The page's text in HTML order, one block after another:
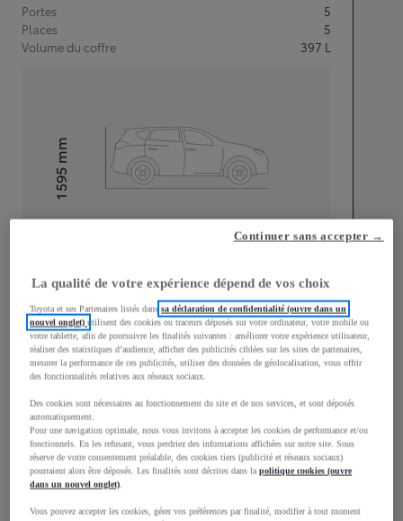
Portes
5
Places
5
Volume du coffre
397 L
Hauteur1 595
mm
Largeur
1 765mm
Consommation mixte
Émissions CO2 101g/km
La qualité de votre expérience dépend de vos choix
Toyota et ses Partenaires listés danssa déclaration de confidentialité (ouvre dans un
nouvel onglet)utilisent des cookies ou traceurs déposés sur votre ordinateur, votre mobile ou
votre tablette, afin de poursuivre les finalités suivantes : améliorer votre expérience utilisateur,
réaliser des statistiques d’audience, afficher des publicités ciblées sur les sites de partenaires,
mesurer la performance de ces publicités, utiliser des données de géolocalisation, vous offrir
des fonctionnalités relatives aux réseaux sociaux.
Des cookies sont nécessaires au fonctionnement du site et de nos services, et sont déposés
automatiquement.
Pour une navigation optimale, nous vous invitons à accepter les cookies de performance et/ou
fonctionnels. En les refusant, vous perdriez des informations affichées sur notre site. Sous
réserve de votre consentement préalable, des cookies tiers (publicité et réseaux sociaux)
pourraient alors être déposés. Les finalités sont décrites dans lapolitique cookies (ouvre
dans un nouvel onglet).
Vous pouvez accepter les cookies, gérer vos préférences par finalité, modifier à tout moment
Continuer sans accepter →